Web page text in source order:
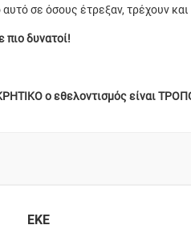
σε όσους έτρεξαν, τρέχουν
πιο δυνατοί!
ο εθελοντισμός είναι
ΕΚΕ